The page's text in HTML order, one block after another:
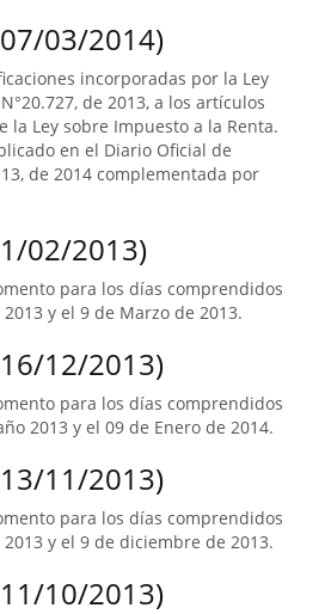
03/2014)
incorporadas por la Ley
de 2013, a los artículos
la Ley sobre Impuesto a la Renta.
en el Diario Oficial de
de 2014 complementada por
02/2013)
para los días comprendidos
y el 9 de Marzo de 2013.
12/2013)
para los días comprendidos
2013 y el 09 de Enero de 2014.
11/2013)
para los días comprendidos
y el 9 de diciembre de 2013.
10/2013)